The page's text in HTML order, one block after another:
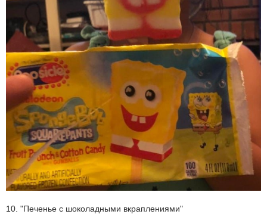
10. "Печенье с шоколадными вкраплениями"